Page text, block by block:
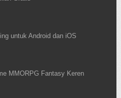
untuk Android dan iOS
MMORPG Fantasy Keren